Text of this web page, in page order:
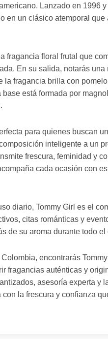
Lanzado en 1996
en un clásico atemporal
fragancia floral frutal que
En su salida, notarás
fragancia brilla con
está formada por
para quienes buscan
inteligente a un
frescura, feminidad y
cada ocasión con
diario, Tommy Girl es el
citas románticas y
de su aroma durante todo el
encontrarás
fragancias auténticas y
asesoría experta y
la frescura y confianza